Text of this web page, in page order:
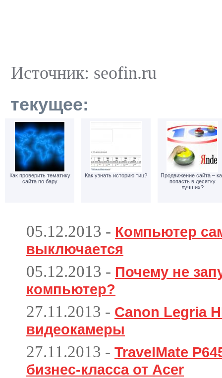
Источник: seofin.ru
текущее:
Как проверить тематику
сайта по бару
Как узнать историю тиц?
Продвижение сайта –
попасть в десятку
лучших?
05.12.2013 - Компьютер
выключается
05.12.2013 - Почему не
компьютер?
27.11.2013 - Canon Legria
видеокамеры
27.11.2013 - TravelMate
бизнес-класса от Acer